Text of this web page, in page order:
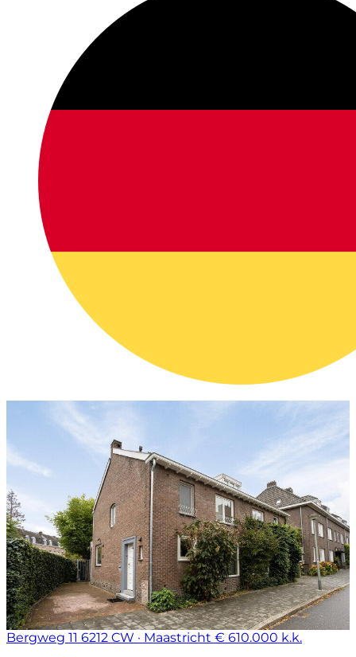
Bergweg 11 6212 CW · Maastricht € 610.000 k.k.